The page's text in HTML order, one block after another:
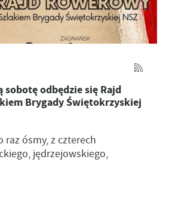
sobotę odbędzie się Rajd
Brygady Świętokrzyskiej
raz ósmy, z czterech
jędrzejowskiego,